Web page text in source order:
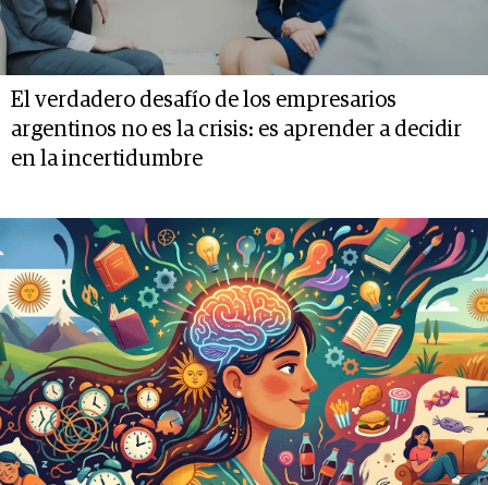
El verdadero desafío de los empresarios
argentinos no es la crisis: es aprender a decidir
en la incertidumbre